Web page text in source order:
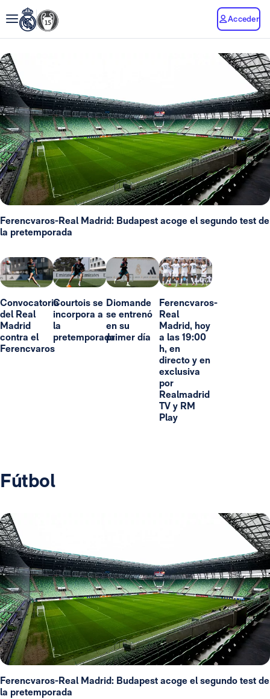
Acceder
Ferencvaros-Real Madrid: Budapest acoge el segundo test de
la pretemporada
Convocatoria
del Real
Madrid
contra el
Ferencvaros
Courtois se
incorpora a
la
pretemporada
Diomande
se entrenó
en su
primer día
Ferencvaros-
Real
Madrid, hoy
a las 19:00
h, en
directo y en
exclusiva
por
Realmadrid
TV y RM
Play
Fútbol
Ferencvaros-Real Madrid: Budapest acoge el segundo test de
la pretemporada